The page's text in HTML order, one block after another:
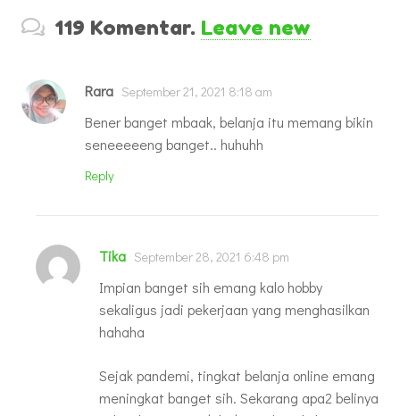
119 Komentar. Leave new
Rara September 21, 2021 8:18 am
Bener banget mbaak, belanja itu memang bikin
seneeeeeng banget.. huhuhh
Reply
Tika September 28, 2021 6:48 pm
Impian banget sih emang kalo hobby
sekaligus jadi pekerjaan yang menghasilkan
hahaha
Sejak pandemi, tingkat belanja online emang
meningkat banget sih. Sekarang apa2 belinya